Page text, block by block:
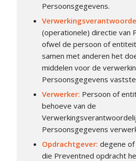
Persoonsgegevens.
(operationele) directie van
ofwel de persoon of
samen met anderen het
middelen voor de
Persoonsgegevens
Verwerker: Persoon of
behoeve van de
Persoonsgegevens
Opdrachtgever: degene
die Preventned opdracht